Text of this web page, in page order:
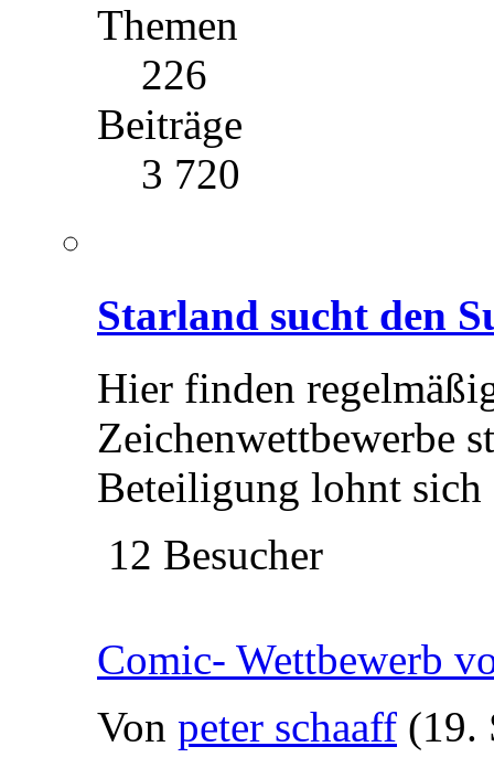
Themen
226
Beiträge
3 720
Starland sucht den
Hier finden
Zeichenwettbewerbe
Beteiligung lohnt
12 Besucher
Comic- Wettbewerb
Von peter schaaff (19.